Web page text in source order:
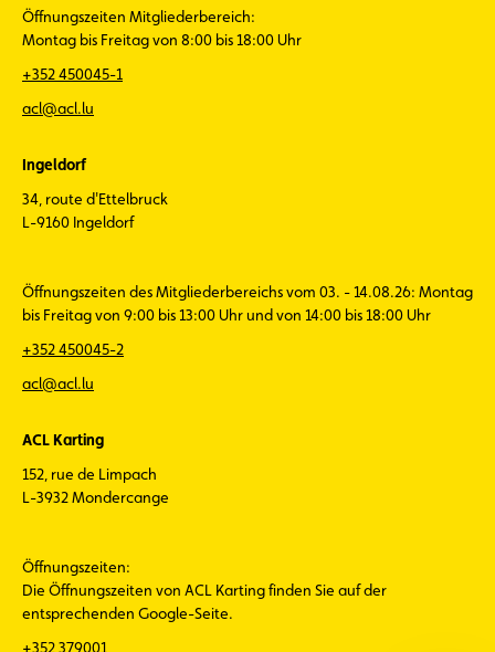
Öffnungszeiten Mitgliederbereich:
Montag bis Freitag von 8:00 bis 18:00 Uhr
+352 450045-1
acl@acl.lu
Ingeldorf
34, route d'Ettelbruck
L-9160 Ingeldorf
Öffnungszeiten des Mitgliederbereichs vom 03. - 14.08.26: Montag
bis Freitag von 9:00 bis 13:00 Uhr und von 14:00 bis 18:00 Uhr
+352 450045-2
acl@acl.lu
ACL Karting
152, rue de Limpach
L-3932 Mondercange
Öffnungszeiten:
Die Öffnungszeiten von ACL Karting finden Sie auf der
entsprechenden Google-Seite.
+352 379001